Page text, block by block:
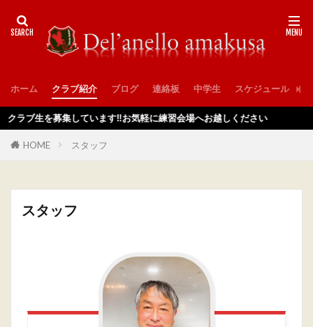
ホーム クラブ紹介 ブログ 連絡板 中学生 スケジュール
生を募集しています‼️お気軽に練習会場へお越しください
HOME スタッフ
スタッフ